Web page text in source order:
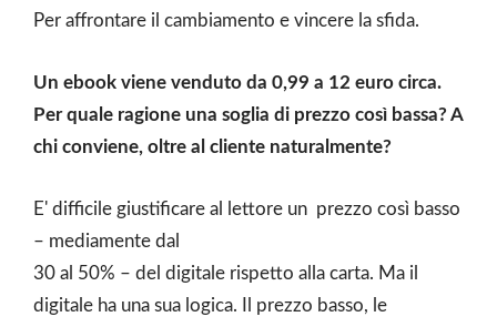
Per affrontare il cambiamento e vincere la sfida.
Un ebook viene venduto da 0,99 a 12 euro circa.
Per quale ragione una soglia di prezzo così bassa? A
chi conviene, oltre al cliente naturalmente?
E' difficile giustificare al lettore un prezzo così basso
– mediamente dal
30 al 50% – del digitale rispetto alla carta. Ma il
digitale ha una sua logica. Il prezzo basso, le